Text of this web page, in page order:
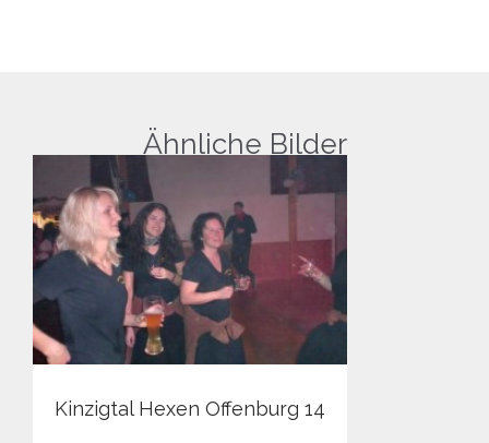
Ähnliche Bilder
Kinzigtal Hexen Offenburg 14